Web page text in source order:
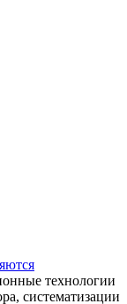
технологии
систематизации